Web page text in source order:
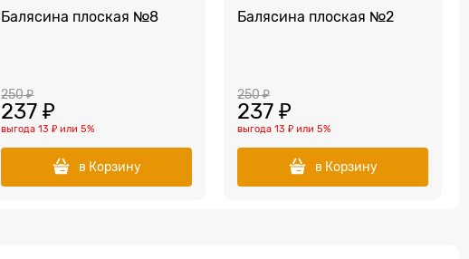
Балясина плоская №8
250 ₽
237 ₽
выгода13 ₽ или5%
в Корзину
Балясина плоская №2
250 ₽
237 ₽
выгода13 ₽ или5%
в Корзину